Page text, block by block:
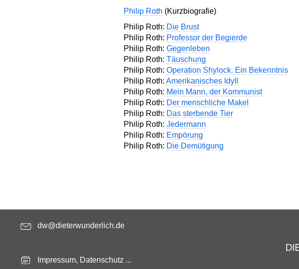
Philip Roth (Kurzbiografie)
Philip Roth: Die Brust
Philip Roth: Professor der Begierde
Philip Roth: Gegenleben
Philip Roth: Täuschung
Philip Roth: Operation Shylock. Ein Bekenntnis
Philip Roth: Amerikanisches Idyll
Philip Roth: Mein Mann, der Kommunist
Philip Roth: Der menschliche Makel
Philip Roth: Das sterbende Tier
Philip Roth: Jedermann
Philip Roth: Empörung
Philip Roth: Die Demütigung
dw@dieterwunderlich.de
Impressum, Datenschutz ...